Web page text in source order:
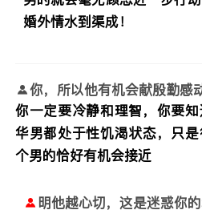
婚外情水到渠成！
你，所以他有机会献殷勤感
你一定要冷静和理智，你要
华男都处于性饥渴状态，只
个男的恰好有机会接近
明他越心切，这是迷惑你的